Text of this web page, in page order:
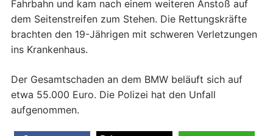
Fahrbahn und kam nach einem weiteren Anstoß auf
dem Seitenstreifen zum Stehen. Die Rettungskräfte
brachten den 19-Jährigen mit schweren Verletzungen
ins Krankenhaus.
Der Gesamtschaden an dem BMW beläuft sich auf
etwa 55.000 Euro. Die Polizei hat den Unfall
aufgenommen.